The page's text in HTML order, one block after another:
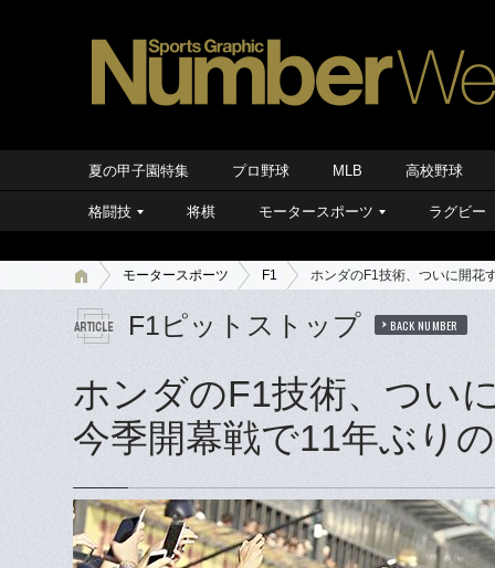
夏の甲子園特集 プロ野球 MLB 高校野球
格闘技 将棋 モータースポーツ ラグビー
モータースポーツ F1 ホンダのF1技術、ついに開花
F1ピットストップ BACK NUMBER
ホンダのF1技術、つい
今季開幕戦で11年ぶり